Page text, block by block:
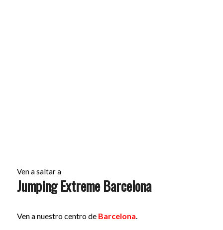
Ven a saltar a
Jumping Extreme Barcelona
Ven a nuestro centro de Barcelona.